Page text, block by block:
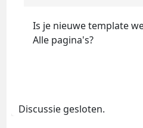
Is je nieuwe template
Alle pagina's?
Discussie gesloten.